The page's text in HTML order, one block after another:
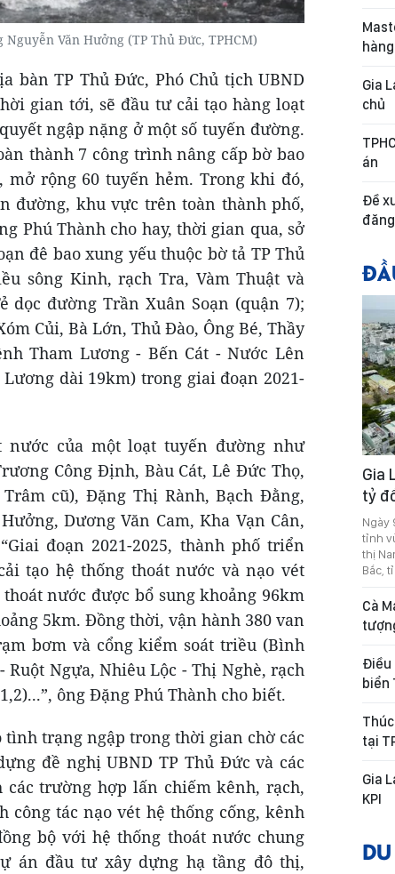
Văn Hưởng (TP Thủ Đức, TPHCM)
bàn TP Thủ Đức, Phó Chủ tịch UBND
gian tới, sẽ đầu tư cải tạo hàng loạt
ngập nặng ở một số tuyến đường.
thành 7 công trình nâng cấp bờ bao
mở rộng 60 tuyến hẻm. Trong khi đó,
đường, khu vực trên toàn thành phố,
Phú Thành cho hay, thời gian qua, sở
đê bao xung yếu thuộc bờ tả TP Thủ
sông Kinh, rạch Tra, Vàm Thuật và
đường Trần Xuân Soạn (quận 7);
Củi, Bà Lớn, Thủ Đào, Ông Bé, Thầy
Tham Lương - Bến Cát - Nước Lên
dài 19km) trong giai đoạn 2021-
nước của một loạt tuyến đường như
Công Định, Bàu Cát, Lê Đức Thọ,
cũ), Đặng Thị Rành, Bạch Đằng,
Dương Văn Cam, Kha Vạn Cân,
đoạn 2021-2025, thành phố triển
tạo hệ thống thoát nước và nạo vét
nước được bổ sung khoảng 96km
5km. Đồng thời, vận hành 380 van
bơm và cổng kiểm soát triều (Bình
Ngựa, Nhiêu Lộc - Thị Nghè, rạch
ông Đặng Phú Thành cho biết.
trạng ngập trong thời gian chờ các
đề nghị UBND TP Thủ Đức và các
trường hợp lấn chiếm kênh, rạch,
công tác nạo vét hệ thống cống, kênh
bộ với hệ thống thoát nước chung
án đầu tư xây dựng hạ tầng đô thị,
Gia
chủ
án
Đề
Gia
tỷ
Ngày
tỉnh
thị
Bắc,
Cà
Điều
biển
tại
Gia
KPI